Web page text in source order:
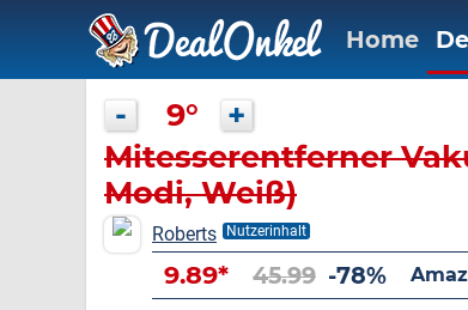
Home
- 9° +
Mitesserentferner
Modi, Weiß)
Roberts Nutzerinhalt
9.89* 45.99 -78%